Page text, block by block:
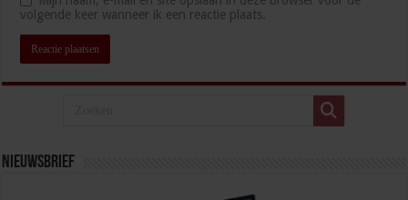
volgende keer wanneer ik een reactie plaats.
Nieuwsbrief